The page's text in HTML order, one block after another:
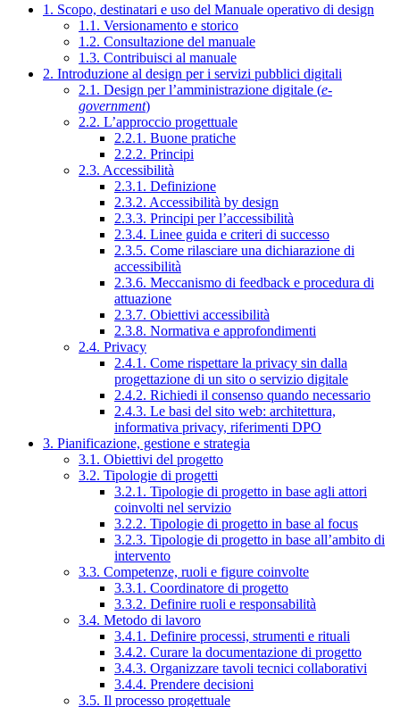
1. Scopo, destinatari e uso del Manuale operativo di design
1.1. Versionamento e storico
1.2. Consultazione del manuale
1.3. Contribuisci al manuale
2. Introduzione al design per i servizi pubblici digitali
2.1. Design per l’amministrazione digitale (e-
government)
2.2. L’approccio progettuale
2.2.1. Buone pratiche
2.2.2. Principi
2.3. Accessibilità
2.3.1. Definizione
2.3.2. Accessibilità by design
2.3.3. Principi per l’accessibilità
2.3.4. Linee guida e criteri di successo
2.3.5. Come rilasciare una dichiarazione di
accessibilità
2.3.6. Meccanismo di feedback e procedura di
attuazione
2.3.7. Obiettivi accessibilità
2.3.8. Normativa e approfondimenti
2.4. Privacy
2.4.1. Come rispettare la privacy sin dalla
progettazione di un sito o servizio digitale
2.4.2. Richiedi il consenso quando necessario
2.4.3. Le basi del sito web: architettura,
informativa privacy, riferimenti DPO
3. Pianificazione, gestione e strategia
3.1. Obiettivi del progetto
3.2. Tipologie di progetti
3.2.1. Tipologie di progetto in base agli attori
coinvolti nel servizio
3.2.2. Tipologie di progetto in base al focus
3.2.3. Tipologie di progetto in base all’ambito di
intervento
3.3. Competenze, ruoli e figure coinvolte
3.3.1. Coordinatore di progetto
3.3.2. Definire ruoli e responsabilità
3.4. Metodo di lavoro
3.4.1. Definire processi, strumenti e rituali
3.4.2. Curare la documentazione di progetto
3.4.3. Organizzare tavoli tecnici collaborativi
3.4.4. Prendere decisioni
3.5. Il processo progettuale